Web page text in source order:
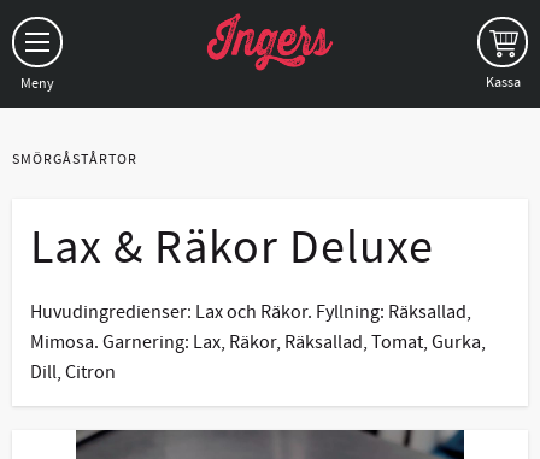
Meny
SMÖRGÅSTÅRTOR
Lax & Räkor Deluxe
Huvudingredienser: Lax och Räkor. Fyllning: Räksallad,
Mimosa. Garnering: Lax, Räkor, Räksallad, Tomat, Gurka,
Dill, Citron